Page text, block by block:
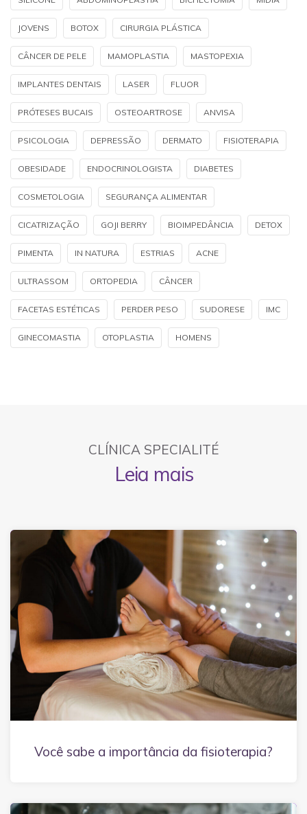
JOVENS BOTOX CIRURGIA PLÁSTICA
CÂNCER DE PELE MAMOPLASTIA MASTOPEXIA
IMPLANTES DENTAIS LASER FLUOR
PRÓTESES BUCAIS OSTEOARTROSE ANVISA
PSICOLOGIA DEPRESSÃO DERMATO FISIOTERAPIA
OBESIDADE ENDOCRINOLOGISTA DIABETES
COSMETOLOGIA SEGURANÇA ALIMENTAR
CICATRIZAÇÃO GOJI BERRY BIOIMPEDÂNCIA DETOX
PIMENTA IN NATURA ESTRIAS ACNE
ULTRASSOM ORTOPEDIA CÂNCER
FACETAS ESTÉTICAS PERDER PESO SUDORESE IMC
GINECOMASTIA OTOPLASTIA HOMENS
CLÍNICA SPECIALITÉ
Leia mais
Você sabe a importância da fisioterapia?